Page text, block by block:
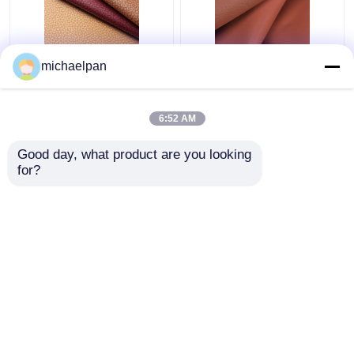
লিচি লেদার ফ্যাব্রিক 1.2 মিমি
শ্বাস প্রশ্বাসের চামড়া ফ্যাব্রিক
michaelpan
6:52 AM
Good day, what product are you looking
for?